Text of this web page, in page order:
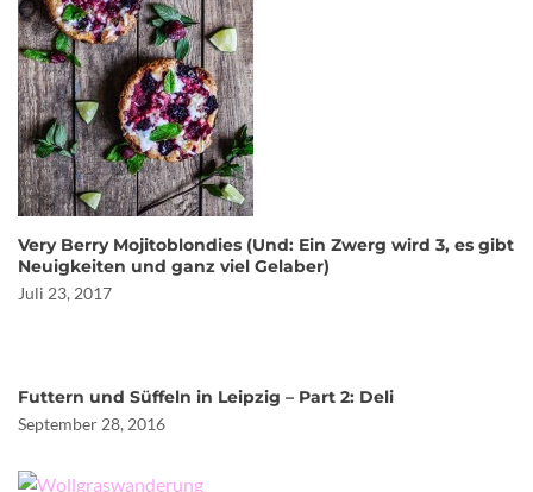
Very Berry Mojitoblondies (Und: Ein Zwerg wird 3, es gibt
Neuigkeiten und ganz viel Gelaber)
Juli 23, 2017
Futtern und Süffeln in Leipzig – Part 2: Deli
September 28, 2016